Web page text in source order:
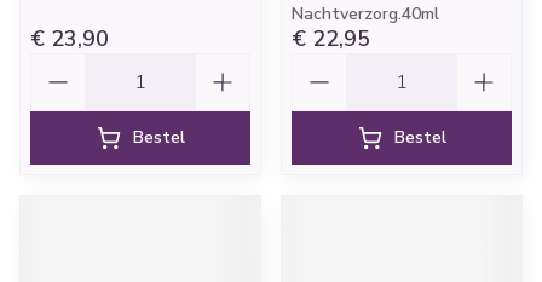
€ 23,90
Bestel
Nachtverzorg.40ml
€ 22,95
Bestel